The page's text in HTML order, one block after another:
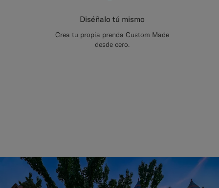
Diséñalo tú mismo
Crea tu propia prenda Custom Made
desde cero.